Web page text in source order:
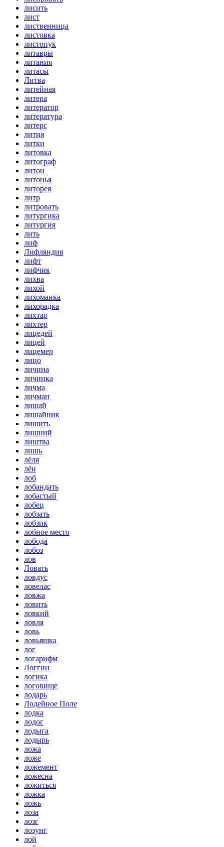
лисить
лист
лиственница
листовка
листопук
литавры
литания
литасы
Литва
литейная
литера
литератор
литература
литерс
лития
литки
литовка
литограф
литон
литонья
литорея
литр
литровать
литургика
литургия
лить
лиф
Лифляндия
лифт
лифчик
лихва
лихой
лихоманка
лихорадка
лихтар
лихтер
лицедей
лицей
лицемер
лицо
личина
личинка
личма
личман
лишай
лишайник
лишить
лишний
лиштва
лишь
лёля
лён
лоб
лобандать
лобастый
лобец
лобзать
лобзик
лобное место
лобода
лобоз
лов
Ловать
ловдус
ловелас
ловжа
ловить
ловкий
ловля
ловь
ловьяшка
лог
логарифм
Логгин
логика
логовище
лодарь
Лодейное Поле
лодка
лодог
лодыга
лодырь
ложа
ложе
ложемент
ложесна
ложиться
ложка
ложь
лоза
лозг
лозунг
лой